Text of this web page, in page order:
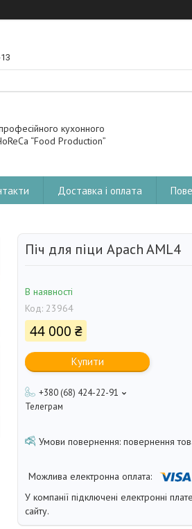
кухонного
“Food Production”
Доставка і оплата
Піч для піци Apach AML4
В наявності
Код: 23964
44 000 ₴
Купити
+380 (68) 424-22-91
Телеграм
повернення
У компанії підключені електронні
сайту.